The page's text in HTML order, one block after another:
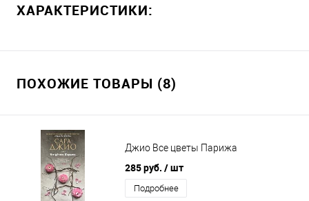
ХАРАКТЕРИСТИКИ:
ПОХОЖИЕ ТОВАРЫ (8)
Джио Все цветы Парижа
285 руб. / шт
Подробнее